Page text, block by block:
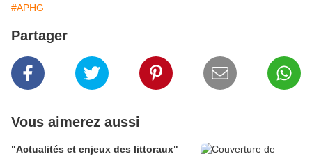
#APHG
Partager
Vous aimerez aussi
"Actualités et enjeux des littoraux"